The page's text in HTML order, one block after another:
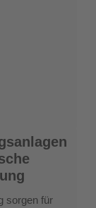
sorgen für